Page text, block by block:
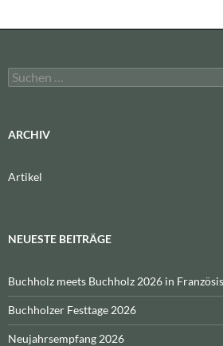
Suchen
nach:
ARCHIV
Artikel
NEUESTE BEITRÄGE
Buchholz meets Buchholz 2026 in
Buchholzer Festtage 2026
Neujahrsempfang 2026